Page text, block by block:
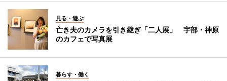
見る・遊ぶ
亡き夫のカメラを引き継ぎ「二人展」 宇部・神原
のカフェで写真展
暮らす・働く